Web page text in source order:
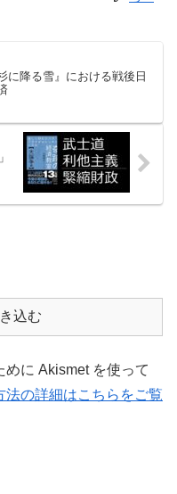
に降る雪』における戦後日
込む
に Akismet を使って
法の詳細はこちらをご覧